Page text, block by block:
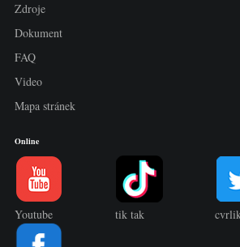
Zdroje
Dokument
FAQ
Video
Mapa stránek
Online
Youtube tik tak